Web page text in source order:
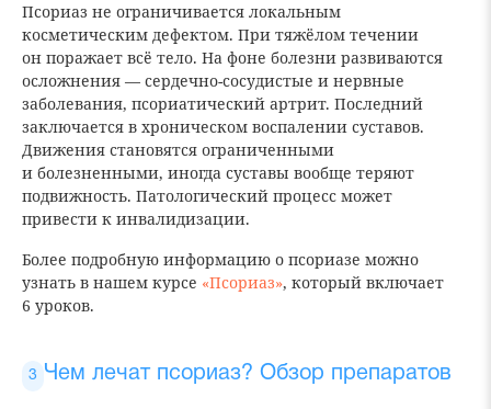
Псориаз не ограничивается локальным
косметическим дефектом. При тяжёлом течении
он поражает всё тело. На фоне болезни развиваются
осложнения — сердечно-сосудистые и нервные
заболевания, псориатический артрит. Последний
заключается в хроническом воспалении суставов.
Движения становятся ограниченными
и болезненными, иногда суставы вообще теряют
подвижность. Патологический процесс может
привести к инвалидизации.
Более подробную информацию о псориазе можно
узнать в нашем курсе «Псориаз», который включает
6 уроков.
Чем лечат псориаз? Обзор препаратов